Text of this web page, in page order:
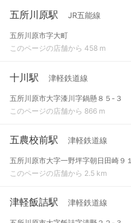
五所川原駅 JR五能線
五所川原市字大町
このページの店舗から 458 m
十川駅 津軽鉄道線
五所川原市大字漆川字鍋懸８５-３
このページの店舗から 866 m
五農校前駅 津軽鉄道線
五所川原市大字一野坪字朝日田崎９１
このページの店舗から 2.5 km
津軽飯詰駅 津軽鉄道線